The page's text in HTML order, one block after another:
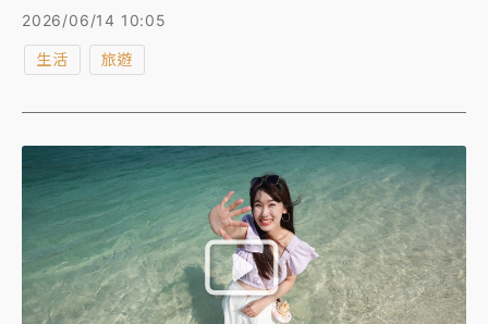
就到，含稅每人3300元起就能搭，消息曝光，立刻引
船比較划算？《知新聞》價格、時間比一比，首航旅客
人，就可以選擇搭船，「一覺起來就到」表示會想要再
搭。
2026/06/14 10:05
生活 旅遊